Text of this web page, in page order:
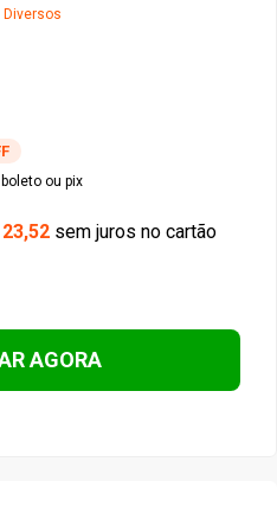
Diversos
ou pix
23,52 sem juros no cartão
AGORA